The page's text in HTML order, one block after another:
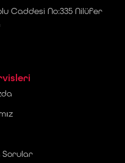
Caddesi No:335 Nilüfer
Sorular